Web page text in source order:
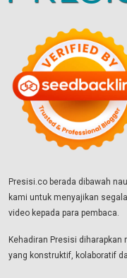
Presisi.co berada dibawah
kami untuk menyajikan
video kepada para pembaca.
Kehadiran Presisi
yang konstruktif, kolaboratif